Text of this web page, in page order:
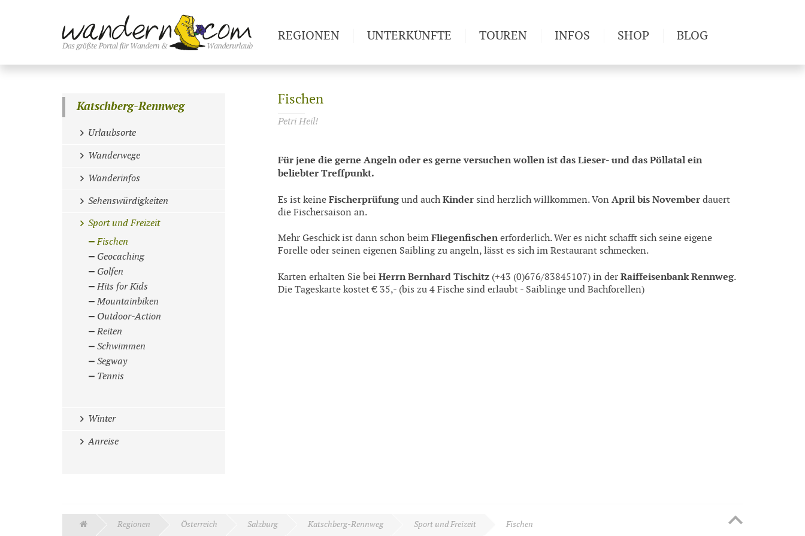
Fischen
Petri Heil!
Für jene die gerne Angeln oder es gerne versuchen wollen ist das Lieser- und das Pöllatal ein
beliebter Treffpunkt.
Es ist keine Fischerprüfungund auchKinder sind herzlich willkommen. Von April bis November dauert
die Fischersaison an.
Mehr Geschick ist dann schon beim Fliegenfischen erforderlich. Wer es nicht schafft sich seine eigene
Forelle oder seinen eigenen Saibling zu angeln, lässt es sich im Restaurant schmecken.
Karten erhalten Sie bei Herrn Bernhard Tischitz (+43 (0)676/83845107) in der Raiffeisenbank Rennweg.
Die Tageskarte kostet € 35,- (bis zu 4 Fische sind erlaubt - Saiblinge und Bachforellen)
Katschberg-Rennweg
Urlaubsorte
Wanderwege
Wanderinfos
Sehenswürdigkeiten
Sport und Freizeit
Fischen
Geocaching
Golfen
Hits for Kids
Mountainbiken
Outdoor-Action
Reiten
Schwimmen
Segway
Tennis
Winter
Anreise
Regionen Österreich Salzburg Katschberg-Rennweg Sport und Freizeit Fischen
REGIONEN UNTERKÜNFTE TOUREN INFOS
Newsletter
SHOP BLOG